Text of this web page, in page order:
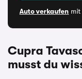
Auto verkaufen mit
Cupra
musst du